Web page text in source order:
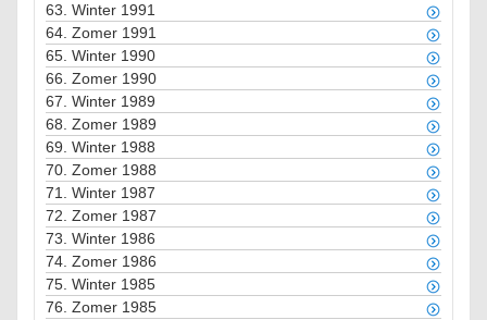
63. Winter 1991
64. Zomer 1991
65. Winter 1990
66. Zomer 1990
67. Winter 1989
68. Zomer 1989
69. Winter 1988
70. Zomer 1988
71. Winter 1987
72. Zomer 1987
73. Winter 1986
74. Zomer 1986
75. Winter 1985
76. Zomer 1985